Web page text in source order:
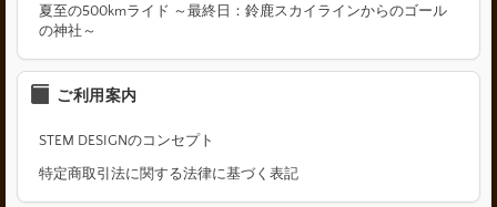
夏至の500kmライド ～最終日：鈴鹿スカイラインからのゴール
の神社～
ご利用案内
STEM DESIGNのコンセプト
特定商取引法に関する法律に基づく表記